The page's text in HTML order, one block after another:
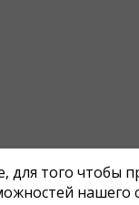
для того чтобы
нашего